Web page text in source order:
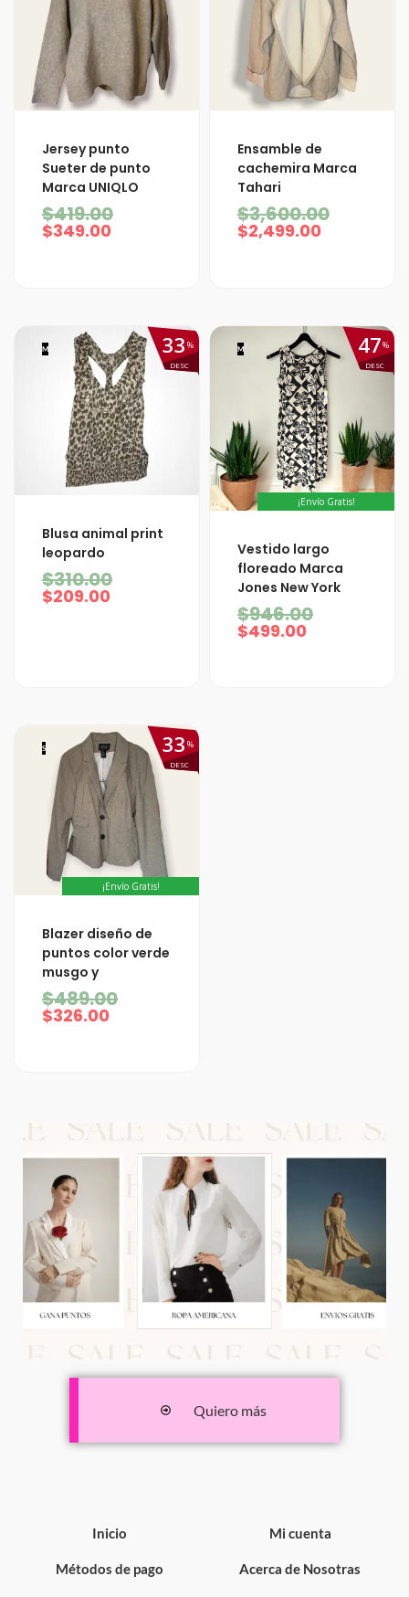
Jersey punto
Sueter de punto
Marca UNIQLO
$419.00
El
precio
original
era:
$349.00
El
precio
actual
es:
$349.00.
Ensamble de
cachemira Marca
Tahari
$3,600.00
precio
original
$2,499.00
El
precio
actual
$2,499.00.
M %
DESC
33
Blusa animal print
leopardo
$310.00
El
precio
$209.00
El
precio
es:
M %
DESC
47
¡Envío Gratis!
Vestido largo
floreado Marca
Jones New York
$946.00
El
precio
original
era:
$499.00
El
precio
actual
es:
$499.00.
S %
DESC
33
¡Envío Gratis!
Blazer diseño de
puntos color verde
musgo y
$489.00
El
precio
original
$326.00
El
precio
actual
$326.00.
Quiero más
Inicio
Métodos de pago
Mi cuenta
Acerca de Nosotras